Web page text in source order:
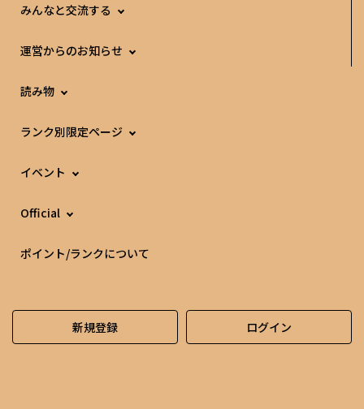
みんなと交流する
運営からのお知らせ
読み物
ランク別限定ページ
イベント
Official
ポイント/ランクについて
新規登録 ログイン